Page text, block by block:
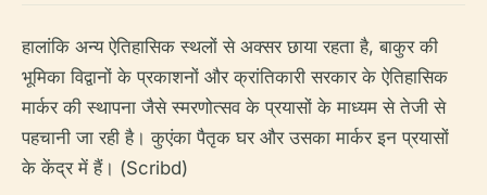
हालांकि अन्य ऐतिहासिक स्थलों से अक्सर छाया रहता है, बाकुर की
भूमिका विद्वानों के प्रकाशनों और क्रांतिकारी सरकार के ऐतिहासिक
मार्कर की स्थापना जैसे स्मरणोत्सव के प्रयासों के माध्यम से तेजी से
पहचानी जा रही है। कुएंका पैतृक घर और उसका मार्कर इन प्रयासों
के केंद्र में हैं। (Scribd)